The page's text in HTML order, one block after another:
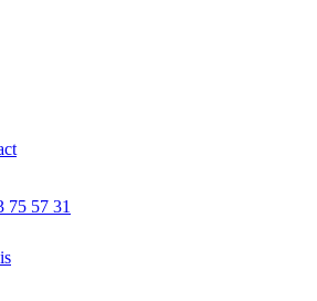
75 57 31